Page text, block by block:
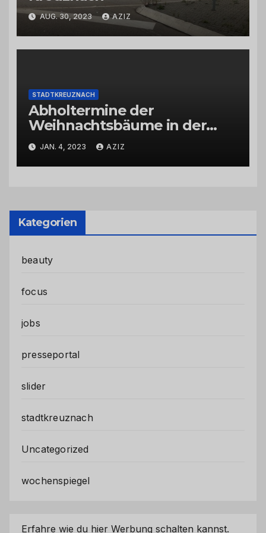
AUG. 30, 2023 AZIZ
STADTKREUZNACH
Abholtermine der
Weihnachtsbäume in der
Kernstadt und in den
Stadtteilen
JAN. 4, 2023 AZIZ
Kategorien
beauty
focus
jobs
presseportal
slider
stadtkreuznach
Uncategorized
wochenspiegel
Erfahre wie du hier Werbung schalten kannst.